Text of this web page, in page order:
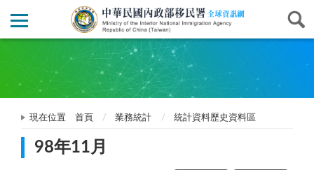
現在位置 首頁 業務統計 統計資料歷史資料區
98年11月